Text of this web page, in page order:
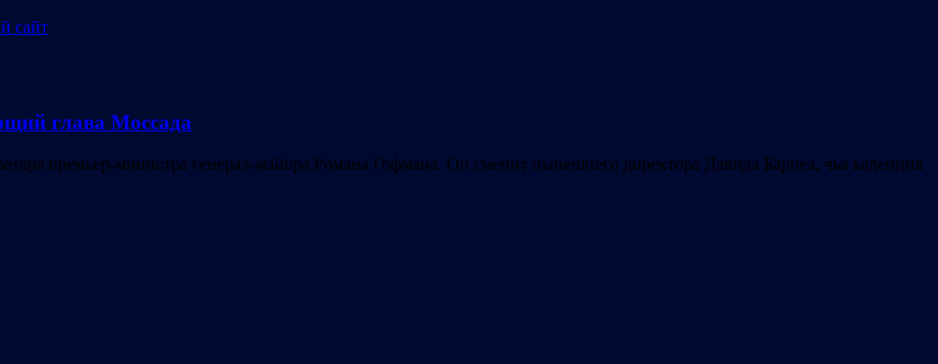
глава Моссада
премьер-министра генерал-майора Романа Гофмана. Он сменит нынешнего директора Давида Барнеа, чья каденция